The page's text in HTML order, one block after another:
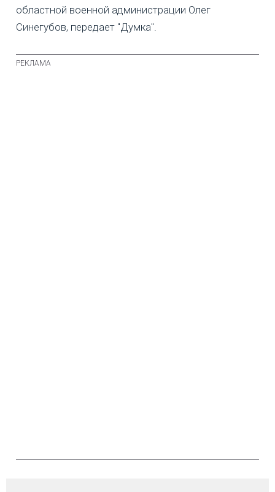
областной военной администрации Олег
Синегубов, передает "Думка".